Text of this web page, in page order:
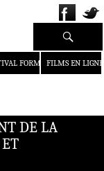
FORMAT COURT
FILMS EN LIGNE
Recherche
DE LA